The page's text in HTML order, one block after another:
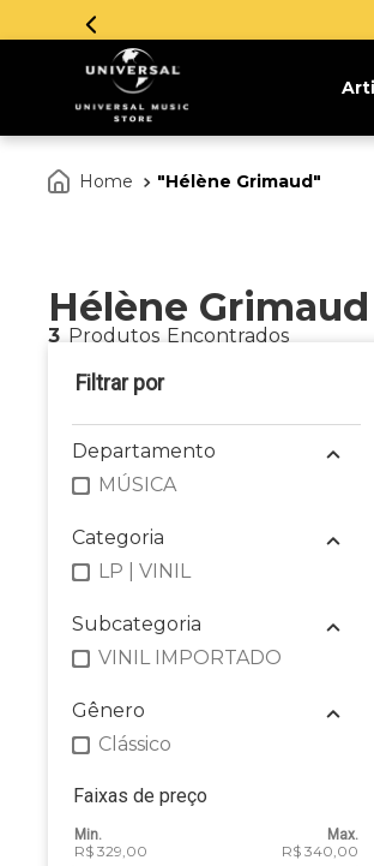
Hélène Grimaud
Hélène Grimaud
3 Produtos
Departamento
MÚSICA
Categoria
LP | VINIL
Subcategoria
VINIL IMPORTADO
Gênero
Clássico
Faixas de preço
R$ 329,00 R$ 340,00